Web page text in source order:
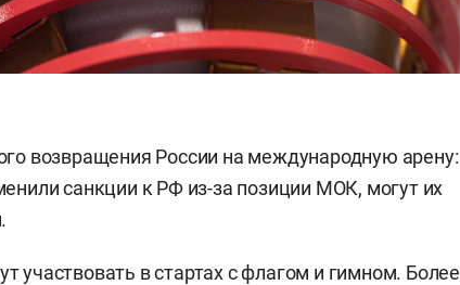
возвращения России на международную арену:
санкции к РФ из-за позиции МОК, могут их
участвовать в стартах с флагом и гимном. Более